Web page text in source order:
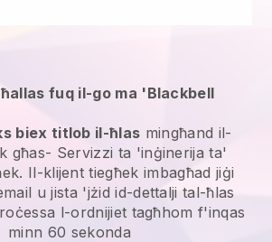
fuq il-go ma 'Blackbell
biex titlob il-ħlas mingħand il-
għas- Servizzi ta 'inġinerija ta'
Il-klijent tiegħek imbagħad jiġi
u jista 'jżid id-dettalji tal-ħlas
l-ordnijiet tagħhom f'inqas
minn 60 sekonda